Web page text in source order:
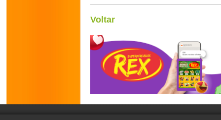
Voltar